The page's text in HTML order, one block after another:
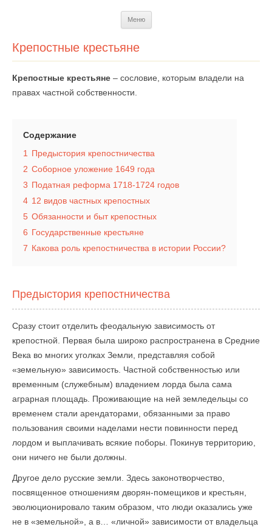
Меню
Крепостные крестьяне
Крепостные крестьяне – сословие, которым владели на
правах частной собственности.
Содержание
1
Предыстория крепостничества
2 Соборное уложение 1649 года
3 Податная реформа 1718-1724 годов
4 12 видов частных крепостных
5 Обязанности и быт крепостных
6 Государственные крестьяне
7 Какова роль крепостничества в истории России?
Предыстория крепостничества
Сразу стоит отделить феодальную зависимость от
крепостной. Первая была широко распространена в Средние
Века во многих уголках Земли, представляя собой
«земельную» зависимость. Частной собственностью или
временным (служебным) владением лорда была сама
аграрная площадь. Проживающие на ней земледельцы со
временем стали арендаторами, обязанными за право
пользования своими наделами нести повинности перед
лордом и выплачивать всякие поборы. Покинув территорию,
они ничего не были должны.
Другое дело русские земли. Здесь законотворчество,
посвященное отношениям дворян-помещиков и крестьян,
эволюционировало таким образом, что люди оказались уже
не в «земельной», а в… «личной» зависимости от владельца